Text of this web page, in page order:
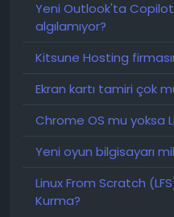
Yeni Outlook'ta
algılamıyor?
Kitsune Hosting
Ekran kartı tamiri çok
Chrome OS mu yoksa
Yeni oyun bilgisayarı
Linux From Scratch
Kurma?